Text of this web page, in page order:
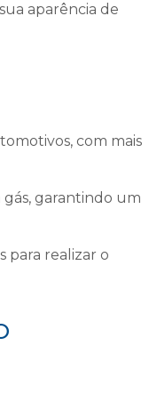
aparência de
com mais
garantindo um
para realizar o